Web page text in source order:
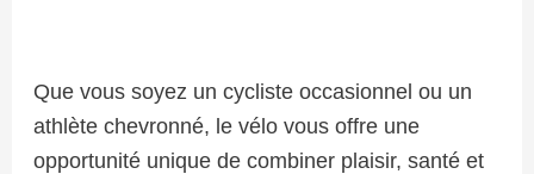
Que vous soyez un cycliste occasionnel ou un
athlète chevronné, le vélo vous offre une
opportunité unique de combiner plaisir, santé et